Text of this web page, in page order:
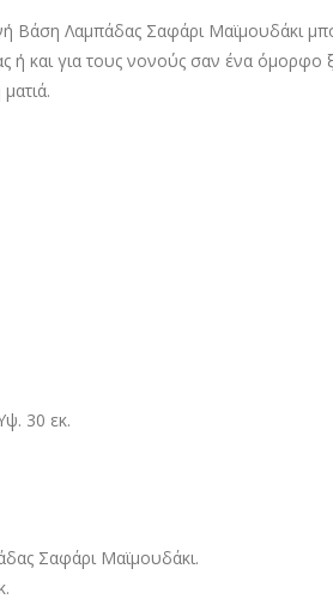
Βάση Λαμπάδας Σαφάρι Μαϊμουδάκι
ή και για τους νονούς σαν ένα όμορφο
30 εκ.
Σαφάρι Μαϊμουδάκι.